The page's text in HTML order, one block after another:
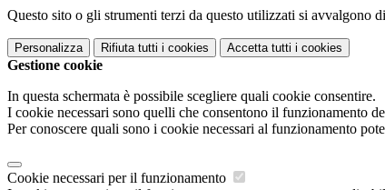
Questo sito o gli strumenti terzi da questo utilizzati si avvalgono
Personalizza Rifiuta tutti i cookies Accetta tutti i cookies
Gestione cookie
In questa schermata è possibile scegliere quali cookie consentire.
I cookie necessari sono quelli che consentono il funzionamento
Per conoscere quali sono i cookie necessari al funzionamento
Cookie necessari per il funzionamento